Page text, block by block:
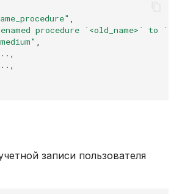
procedure `<old_name>` to
записи пользователя